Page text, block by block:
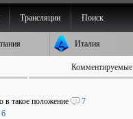
Трансляции Поиск
Италия
Комментируемые
в такое положение
7
6